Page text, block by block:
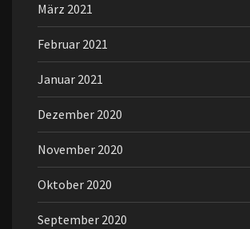
März 2021
Februar 2021
Januar 2021
Dezember 2020
November 2020
Oktober 2020
September 2020